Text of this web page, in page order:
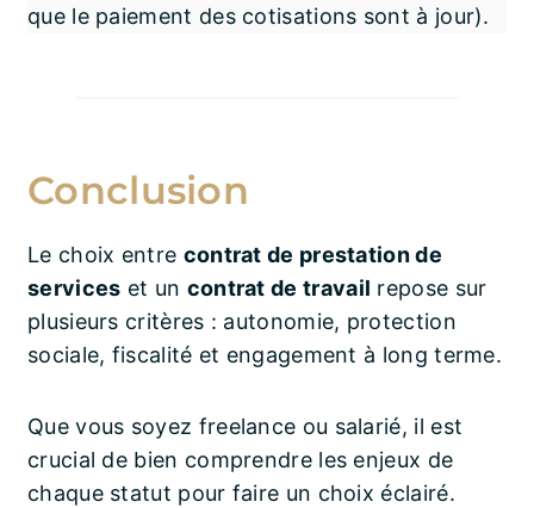
que le paiement des cotisations sont à jour).
Conclusion
Le choix entre contrat de prestation de
services et un contrat de travail repose sur
plusieurs critères : autonomie, protection
sociale, fiscalité et engagement à long terme.
Que vous soyez freelance ou salarié, il est
crucial de bien comprendre les enjeux de
chaque statut pour faire un choix éclairé.